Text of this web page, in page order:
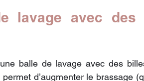
lavage avec des
balle de lavage avec des
d’augmenter le brassage